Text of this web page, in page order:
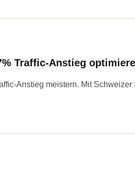
Traffic-Anstieg
Anstieg meistern. Mit